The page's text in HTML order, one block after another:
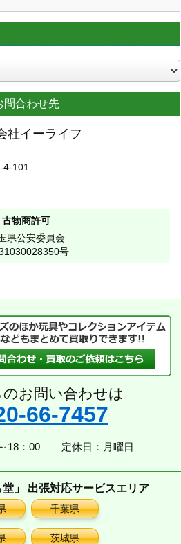
問合わせ先
社イーライフ
4-101
古物商許可
県公安委員会
号
お問い合わせは
66-7457
18：00 定休日：月曜日
堂」 出張対応サービスエリア
千葉県
茨城県